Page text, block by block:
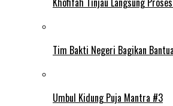
Tim Bakti Negeri Bagikan
Umbul Kidung Puja Mantra #3